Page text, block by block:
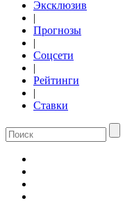
Эксклюзив
|
Прогнозы
|
Соцсети
|
Рейтинги
|
Ставки